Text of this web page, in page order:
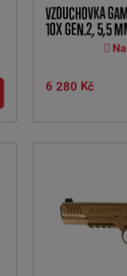
VZDUCHOVKA
10X GEN.2, 5,5
6 280 Kč